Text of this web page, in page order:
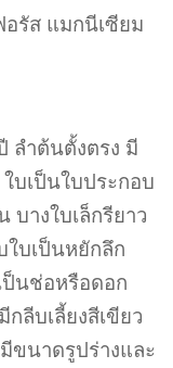
รัส แมกนีเซียม
ลำต้นตั้งตรง มี
เป็นใบประกอบ
างใบเล็กรียาว
บเป็นหยักลึก
นช่อหรือดอก
ลีบเลี้ยงสีเขียว
ขนาดรูปร่างและ